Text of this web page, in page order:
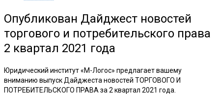
Опубликован Дайджест новостей
торгового и потребительского права
2 квартал 2021 года
Юридический институт «М-Логос» предлагает вашему
вниманию выпуск Дайджеста новостей ТОРГОВОГО И
ПОТРЕБИТЕЛЬСКОГО ПРАВА за 2 квартал 2021 года.